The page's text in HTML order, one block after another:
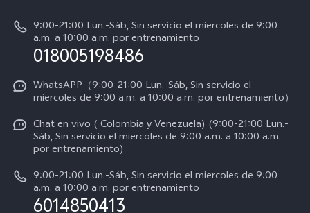
Y11d
Verificación de IMEI
Consulta el Precio de los Repuestos
Servicio de logística
Progreso de la reparación
Noticias
Empleos en vivo
Avisos legales
Sostenibilidad
Centro de privacidad de vivo
Accesibilidad
9:00-21:00 Lun.-Sáb, Sin servicio el miercoles de 9:00
a.m. a 10:00 a.m. por entrenamiento
018005198486
WhatsAPP（9:00-21:00 Lun.-Sáb, Sin servicio el
miercoles de 9:00 a.m. a 10:00 a.m. por entrenamiento）
Chat en vivo ( Colombia y Venezuela) (9:00-21:00 Lun.-
Sáb, Sin servicio el miercoles de 9:00 a.m. a 10:00 a.m.
por entrenamiento)
9:00-21:00 Lun.-Sáb, Sin servicio el miercoles de 9:00
a.m. a 10:00 a.m. por entrenamiento